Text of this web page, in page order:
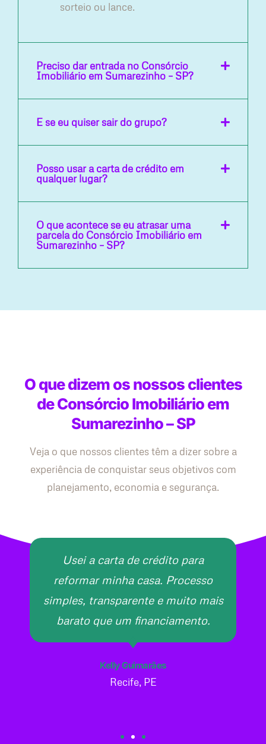
sorteio ou lance.
Preciso dar entrada no Consórcio
Imobiliário em Sumarezinho – SP?
E se eu quiser sair do grupo?
Posso usar a carta de crédito em
qualquer lugar?
O que acontece se eu atrasar uma
parcela do Consórcio Imobiliário em
Sumarezinho – SP?
O que dizem os nossos clientes
de Consórcio Imobiliário em
Sumarezinho – SP
Veja o que nossos clientes têm a dizer sobre a
experiência de conquistar seus objetivos com
planejamento, economia e segurança.
Usei a carta de crédito para
reformar minha casa. Processo
simples, transparente e muito mais
barato que um financiamento.
Kelly Guimarães
Recife, PE